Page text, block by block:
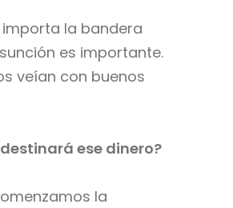
la bandera
es importante.
veían con buenos
ese dinero?
la